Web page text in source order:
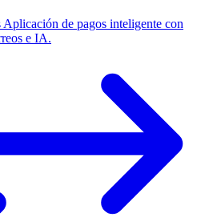
Aplicación de pagos inteligente con
e IA.